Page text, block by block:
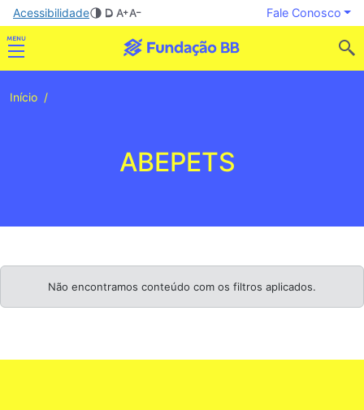
Acessibilidade Fale Conosco
Início
ABEPETS
Não encontramos conteúdo com os filtros aplicados.